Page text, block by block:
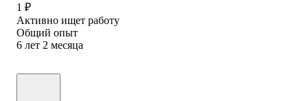
1 ₽
Активно ищет работу
Общий опыт
6 лет 2 месяца